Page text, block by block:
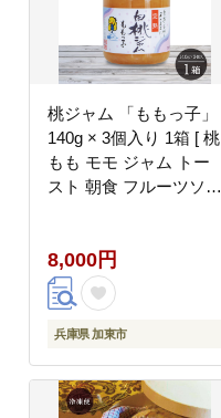
桃ジャム 「ももっ子」
140g × 3個入り 1箱 [ 桃
もも モモ ジャム トー
スト 朝食 フルーツソー
8,000円
兵庫県 加東市